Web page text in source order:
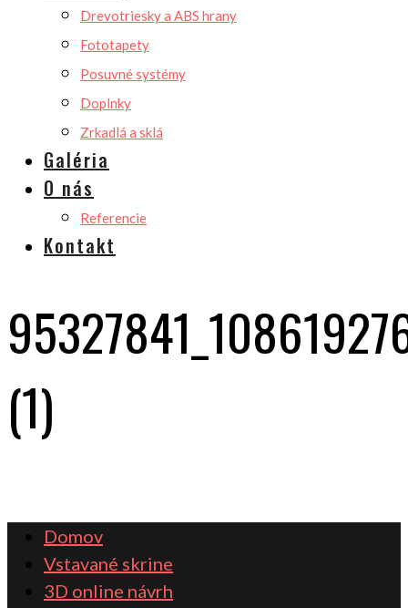
Drevotriesky a ABS hrany
Fototapety
Posuvné systémy
Doplnky
Zrkadlá a sklá
Galéria
O nás
Referencie
Kontakt
(1)
Domov
Vstavané skrine
3D online návrh